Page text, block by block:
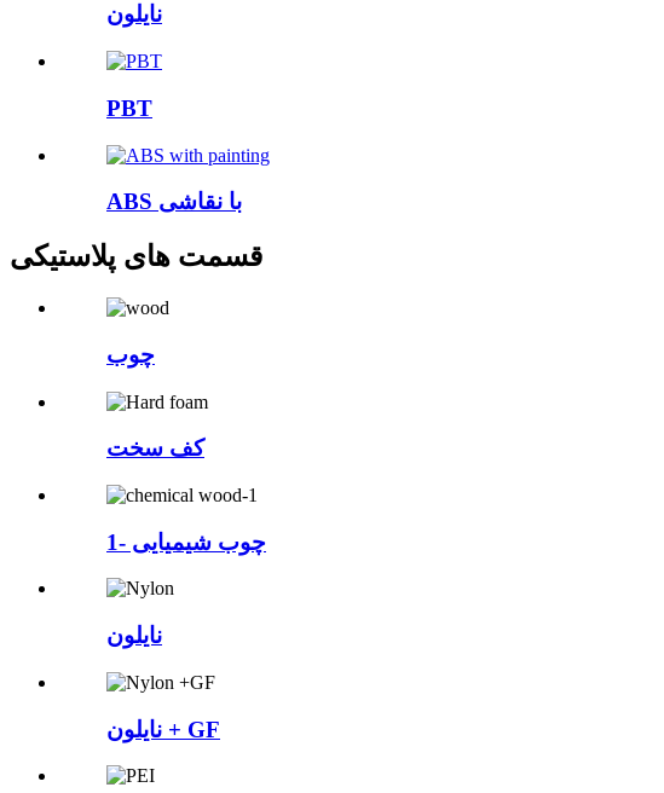
نایلون
PBT
ABS با نقاشی
قسمت های پلاستیکی
چوب
کف سخت
چوب شیمیایی -1
نایلون
نایلون + GF